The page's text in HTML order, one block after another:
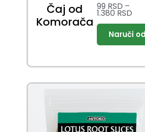
Čaj od
Komorača
99 RSD –
1.380 RSD